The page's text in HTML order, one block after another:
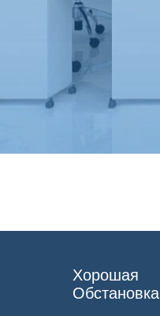
Хорошая
Обстановка